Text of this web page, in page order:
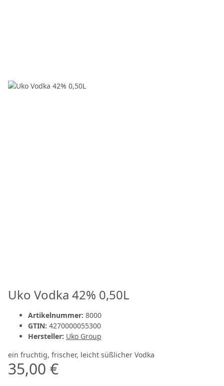
Uko Vodka 42% 0,50L
Artikelnummer: 8000
GTIN: 4270000055300
Hersteller: Uko Group
ein fruchtig, frischer, leicht süßlicher Vodka
35,00 €